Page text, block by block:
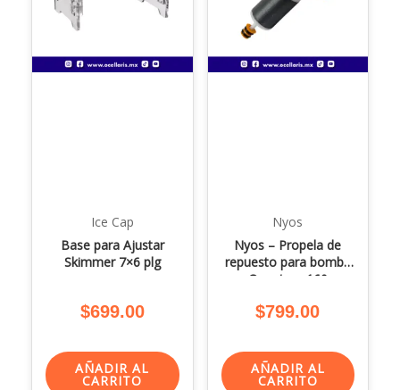
Ice Cap
Base para Ajustar
Skimmer 7×6 plg
$699.00
AÑADIR AL
CARRITO
Nyos
Nyos – Propela de
repuesto para bomba
Quantum 160
$799.00
AÑADIR AL
CARRITO